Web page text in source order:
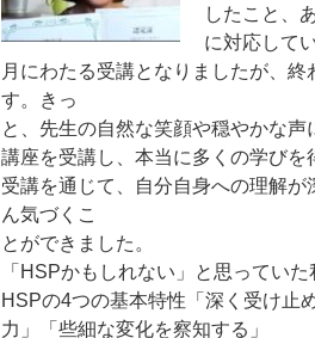
したこと、
に対応して
月にわたる受講となりましたが、
す。きっ
と、先生の自然な笑顔や穏やかな声
講座を受講し、本当に多くの学びを
受講を通じて、自分自身への理解
ん気づくこ
とができました。
「HSPかもしれない」と思ってい
HSPの4つの基本特性「深く受け止
力」「些細な変化を察知する」